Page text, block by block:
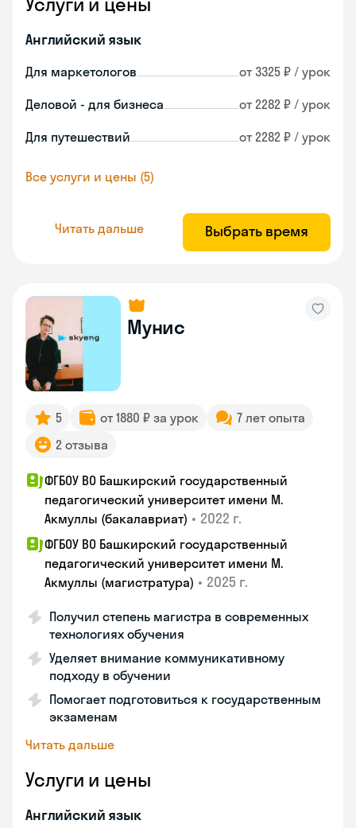
Английский язык
Для маркетологов от 3325 ₽ / урок
Деловой - для бизнеса от 2282 ₽ / урок
Для путешествий от 2282 ₽ / урок
Все услуги и цены (5)
Читать дальше Выбрать время
Мунис
5 от 1880 ₽ за урок
7 лет опыта
2 отзыва
ФГБОУ ВО Башкирский государственный
педагогический университет имени М.
Акмуллы (бакалавриат) • 2022 г.
ФГБОУ ВО Башкирский государственный
педагогический университет имени М.
Акмуллы (магистратура) • 2025 г.
Получил степень магистра в современных
технологиях обучения
Уделяет внимание коммуникативному
подходу в обучении
Помогает подготовиться к государственным
экзаменам
Читать дальше
Услуги и цены
Английский язык